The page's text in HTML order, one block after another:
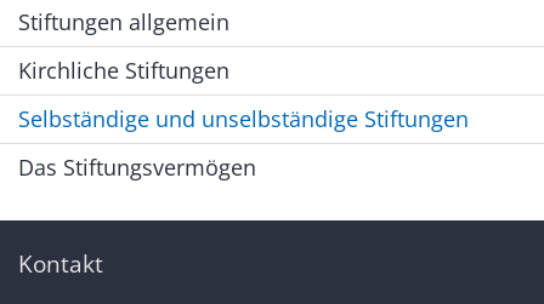
Stiftungen allgemein
Kirchliche Stiftungen
Selbständige und unselbständige Stiftungen
Das Stiftungsvermögen
Kontakt